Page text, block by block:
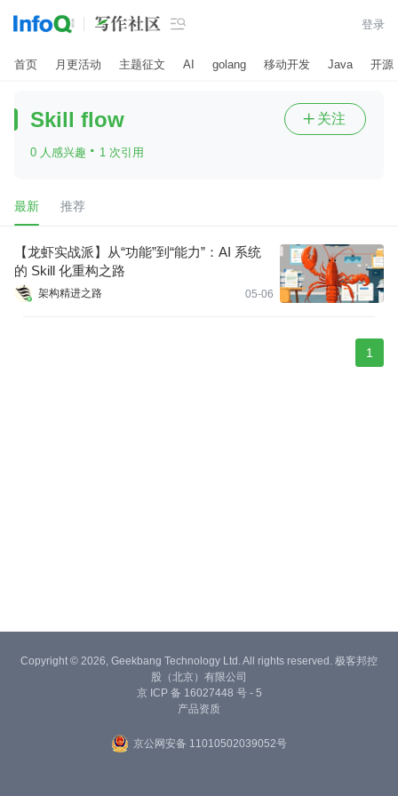
 登录
首页 月更活动 主题征文 AI golang 移动开发 Java 开源
Skill flow
0 人感兴趣 · 1 次引用
 关注
最新 推荐
【龙虾实战派】从“功能”到“能力”：AI 系统
的 Skill 化重构之路
架构精进之路 05-06
1
Copyright © 2026, Geekbang Technology Ltd. All rights reserved. 极客邦控
股（北京）有限公司
京 ICP 备 16027448 号 - 5
产品资质
京公网安备 11010502039052号